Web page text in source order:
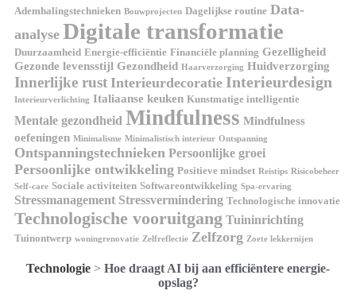
Ademhalingstechnieken Bouwprojecten Dagelijkse routine Data-
analyse Digitale transformatie
Duurzaamheid Energie-efficiëntie Financiële planning Gezelligheid
Gezonde levensstijl Gezondheid Haarverzorging Huidverzorging
Innerlijke rust Interieurdecoratie Interieurdesign
Interieurverlichting Italiaanse keuken Kunstmatige intelligentie
Mentale gezondheid Mindfulness Mindfulness
oefeningen Minimalisme Minimalistisch interieur Ontspanning
Ontspanningstechnieken Persoonlijke groei
Persoonlijke ontwikkeling Positieve mindset Reistips Risicobeheer
Self-care Sociale activiteiten Softwareontwikkeling Spa-ervaring
Stressmanagement Stressvermindering Technologische innovatie
Technologische vooruitgang Tuininrichting
Tuinontwerp woningrenovatie Zelfreflectie Zelfzorg Zoete lekkernijen
Technologie > Hoe draagt AI bij aan efficiëntere energie-
opslag?